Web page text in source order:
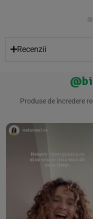
Recenzii
Produse de încredere